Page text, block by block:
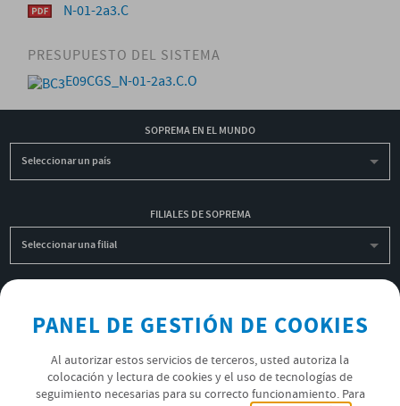
N-01-2a3.C
PRESUPUESTO DEL SISTEMA
E09CGS_N-01-2a3.C.O
SOPREMA EN EL MUNDO
Seleccionar un país
FILIALES DE SOPREMA
Seleccionar una filial
OK
POLÍTICA DE PRIVACIDAD
PANEL DE GESTIÓN DE COOKIES
Al autorizar estos servicios de terceros, usted autoriza la
colocación y lectura de cookies y el uso de tecnologías de
seguimiento necesarias para su correcto funcionamiento. Para